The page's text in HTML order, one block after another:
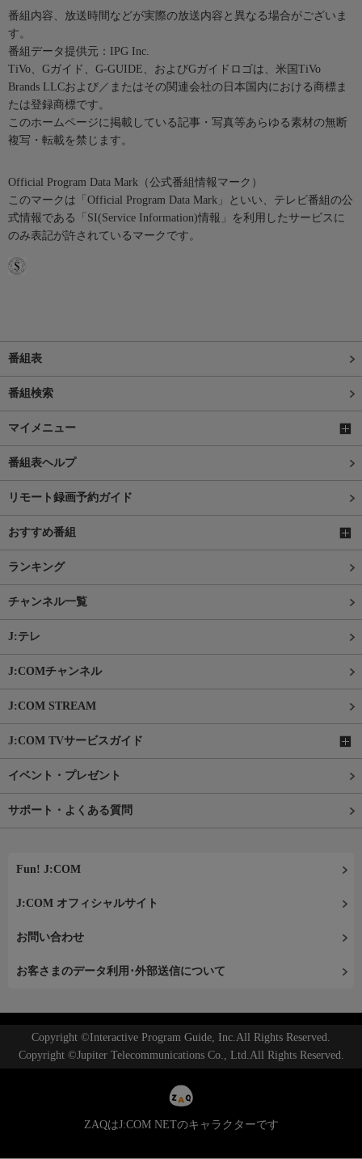
番組内容、放送時間などが実際の放送内容と異なる場合がございま
す。
番組データ提供元：IPG Inc.
TiVo、Gガイド、G-GUIDE、およびGガイドロゴは、米国TiVo
Brands LLCおよび／またはその関連会社の日本国内における商標ま
たは登録商標です。
このホームページに掲載している記事・写真等あらゆる素材の無断
複写・転載を禁じます。
Official Program Data Mark（公式番組情報マーク）
このマークは「Official Program Data Mark」といい、テレビ番組の公
式情報である「SI(Service Information)情報」を利用したサービスに
のみ表記が許されているマークです。
番組表
番組検索
マイメニュー
番組表ヘルプ
リモート録画予約ガイド
おすすめ番組
ランキング
チャンネル一覧
J:テレ
J:COMチャンネル
J:COM STREAM
J:COM TVサービスガイド
イベント・プレゼント
サポート・よくある質問
Fun! J:COM
J:COM オフィシャルサイト
お問い合わせ
お客さまのデータ利用･外部送信について
Copyright ©Interactive Program Guide, Inc.All Rights Reserved.
Copyright ©Jupiter Telecommunications Co., Ltd.All Rights Reserved.
ZAQはJ:COM NETのキャラクターです